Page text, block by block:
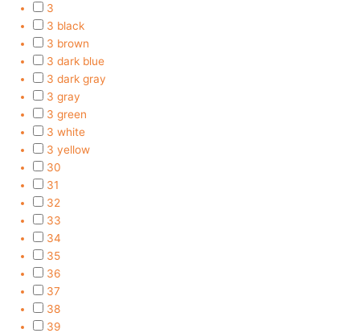
3
3 black
3 brown
3 dark blue
3 dark gray
3 gray
3 green
3 white
3 yellow
30
31
32
33
34
35
36
37
38
39